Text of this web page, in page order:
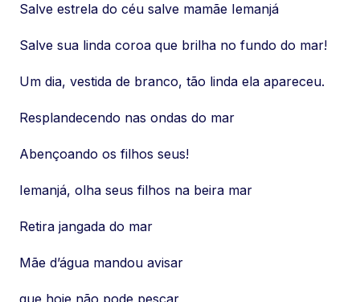
Salve estrela do céu salve mamãe Iemanjá
Salve sua linda coroa que brilha no fundo do mar!
Um dia, vestida de branco, tão linda ela apareceu.
Resplandecendo nas ondas do mar
Abençoando os filhos seus!
Iemanjá, olha seus filhos na beira mar
Retira jangada do mar
Mãe d’água mandou avisar
que hoje não pode pescar